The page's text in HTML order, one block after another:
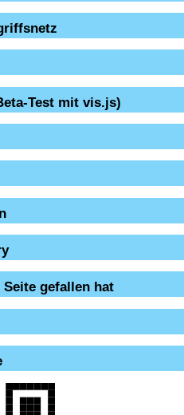
Test mit vis.js)
gefallen hat